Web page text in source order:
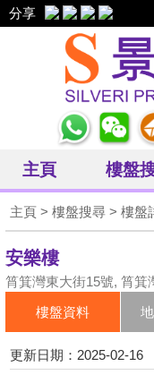
分享
主頁 樓盤
主頁 > 樓盤搜尋 > 樓盤
安樂樓
筲箕灣東大街15號, 筲箕
樓盤資料
更新日期：2025-02-16